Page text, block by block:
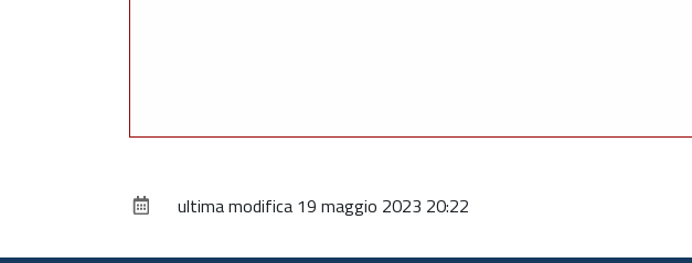
ultima modifica 19 maggio 2023 20:22